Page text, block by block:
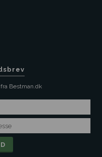
Bestman.dk